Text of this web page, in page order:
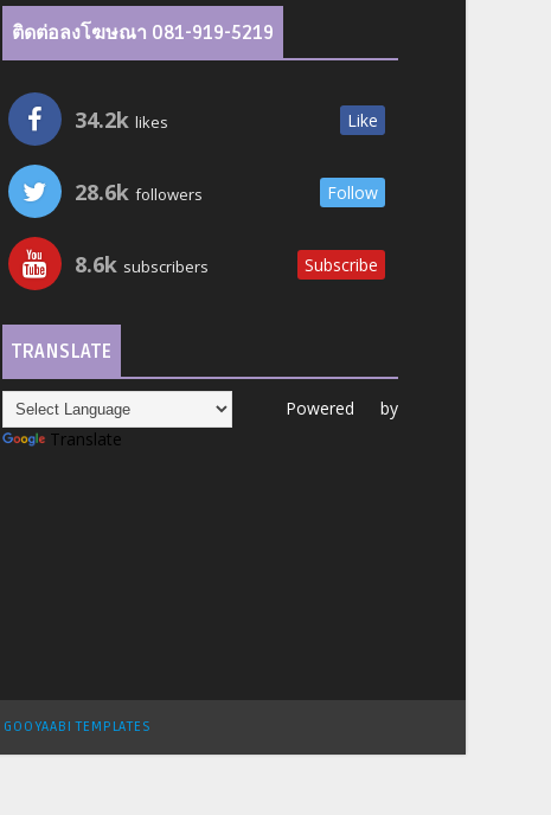
ติดต่อลงโฆษณา 081-919-5219
34.2k likes Like
28.6k followers Follow
8.6k subscribers Subscribe
TRANSLATE
Powered by
Translate
GOOYAABI TEMPLATES